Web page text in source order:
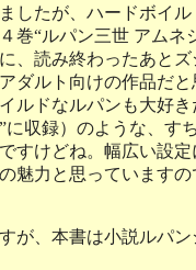
したが、ハードボイ
巻“ルパン三世 アム
、読み終わったあと
ダルト向けの作品だ
ルドなルパンも大好
に収録）のような、す
すけどね。幅広い設
魅力と思っていますの
が、本書は小説ルパ